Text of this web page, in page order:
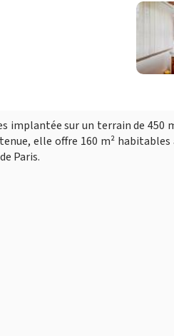
implantée sur un terrain de 450
elle offre 160 m² habitables
Paris.